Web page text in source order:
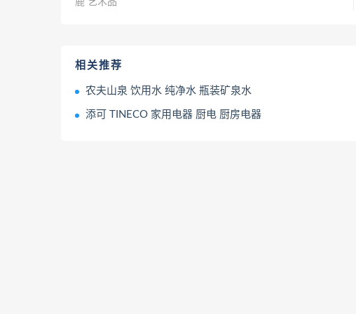
相关推荐
农夫山泉 饮用水 纯净水 瓶装矿泉水
添可 TINECO 家用电器 厨电 厨房电器